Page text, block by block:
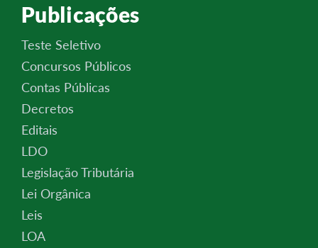
Publicações
Teste Seletivo
Concursos Públicos
Contas Públicas
Decretos
Editais
LDO
Legislação Tributária
Lei Orgânica
Leis
LOA